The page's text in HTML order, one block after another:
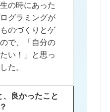
の時にあった
グラミングが
のづくりとゲ
で、「自分の
い！」と思っ
た。
良かったこと